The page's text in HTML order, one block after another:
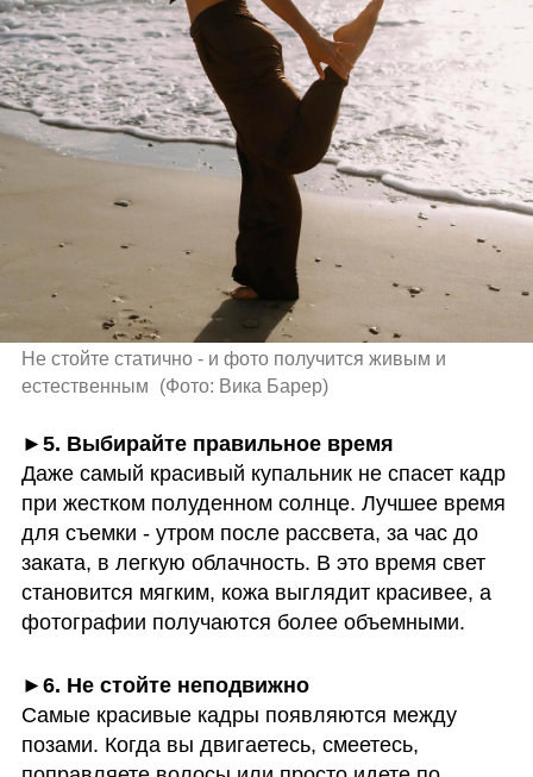
Не стойте статично - и фото получится живым и
естественным
(Фото: Вика Барер)
Даже самый красивый купальник не спасет кадр
при жестком полуденном солнце. Лучшее время
для съемки - утром после рассвета, за час до
заката, в легкую облачность. В это время свет
становится мягким, кожа выглядит красивее, а
фотографии получаются более объемными.
►6. Не стойте неподвижно
Самые красивые кадры появляются между
позами. Когда вы двигаетесь, смеетесь,